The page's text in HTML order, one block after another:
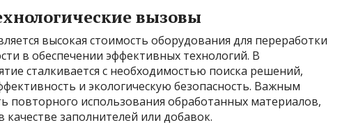
вызовы
высокая стоимость оборудования для переработки
в обеспечении эффективных технологий. В
сталкивается с необходимостью поиска решений,
и экологическую безопасность. Важным
повторного использования обработанных материалов,
заполнителей или добавок.